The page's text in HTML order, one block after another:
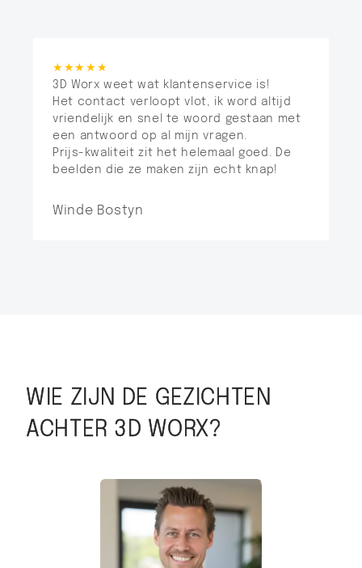
★★★★★
3D Worx weet wat klantenservice is!
Het contact verloopt vlot, ik word altijd
vriendelijk en snel te woord gestaan met
een antwoord op al mijn vragen.
Prijs-kwaliteit zit het helemaal goed. De
beelden die ze maken zijn echt knap!
Winde Bostyn
WIE ZIJN DE GEZICHTEN
ACHTER 3D WORX?